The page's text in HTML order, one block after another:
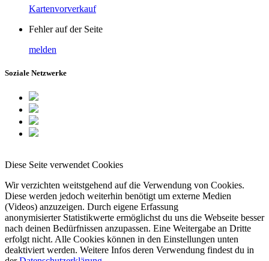
Kartenvorverkauf
Fehler auf der Seite
melden
Soziale Netzwerke
Diese Seite verwendet Cookies
Wir verzichten weitstgehend auf die Verwendung von Cookies.
Diese werden jedoch weiterhin benötigt um externe Medien
(Videos) anzuzeigen. Durch eigene Erfassung
anonymisierter Statistikwerte ermöglichst du uns die Webseite besser
nach deinen Bedürfnissen anzupassen. Eine Weitergabe an Dritte
erfolgt nicht. Alle Cookies können in den Einstellungen unten
deaktiviert werden. Weitere Infos deren Verwendung findest du in